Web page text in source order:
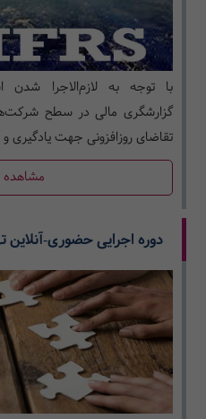
با توجه به لازم‌الاجرا شدن
گزارشگری مالی در سطح
تقاضای روزافزونی جهت یادگیری و
مشاهده
دوره اجرایی حضوری-